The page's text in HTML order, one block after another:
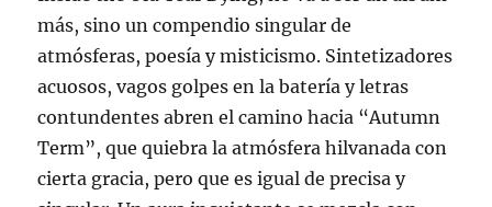
más, sino un compendio singular de
atmósferas, poesía y misticismo. Sintetizadores
acuosos, vagos golpes en la batería y letras
contundentes abren el camino hacia “Autumn
Term”, que quiebra la atmósfera hilvanada con
cierta gracia, pero que es igual de precisa y